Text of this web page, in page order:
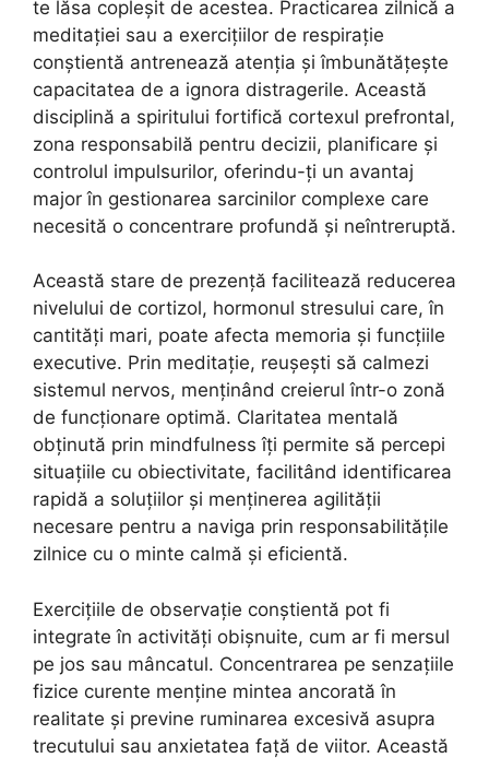
te lăsa copleșit de acestea. Practicarea zilnică a
meditației sau a exercițiilor de respirație
conștientă antrenează atenția și îmbunătățește
capacitatea de a ignora distragerile. Această
disciplină a spiritului fortifică cortexul prefrontal,
zona responsabilă pentru decizii, planificare și
controlul impulsurilor, oferindu-ți un avantaj
major în gestionarea sarcinilor complexe care
necesită o concentrare profundă și neîntreruptă.
Această stare de prezență facilitează reducerea
nivelului de cortizol, hormonul stresului care, în
cantități mari, poate afecta memoria și funcțiile
executive. Prin meditație, reușești să calmezi
sistemul nervos, menținând creierul într-o zonă
de funcționare optimă. Claritatea mentală
obținută prin mindfulness îți permite să percepi
situațiile cu obiectivitate, facilitând identificarea
rapidă a soluțiilor și menținerea agilității
necesare pentru a naviga prin responsabilitățile
zilnice cu o minte calmă și eficientă.
Exercițiile de observație conștientă pot fi
integrate în activități obișnuite, cum ar fi mersul
pe jos sau mâncatul. Concentrarea pe senzațiile
fizice curente menține mintea ancorată în
realitate și previne ruminarea excesivă asupra
trecutului sau anxietatea față de viitor. Această